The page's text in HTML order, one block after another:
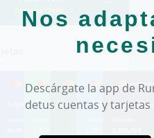
Nos
Descárgate la app de
detus cuentas y